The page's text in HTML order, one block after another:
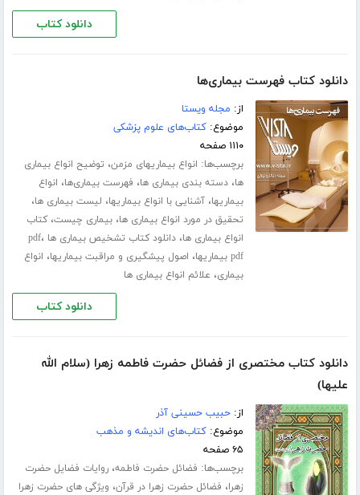
دانلود کتاب
دانلود کتاب فهرست بیماری‌ها
از: مجله ویستا
موضوع:کتاب‌های علوم پزشکی
۱۱۱۰ صفحه
برچسب‌ها: انواع بیماریهای مزمن، توضیح انواع بیماری
ها،دسته بندی بیماری ها، فهرست بیماری‌ها، انواع
بیماریها،آشنایی با انواع بیماریها، لیست بیماری ها،
تحقیق در مورد انواع بیماری ها،بیماری چیست،کتاب
انواع بیماری ها،دانلود کتاب تشخیص بیماری ها pdf ،
pdf بیماریها ، اصول پیشگیری و مراقبت بیماریها، انواع
بیماری، علائم انواع بیماری ها
دانلود کتاب
دانلود کتاب مختصری از فضائل حضرت فاطمه زهرا (سلام الله
علیها)
از:حبیب حسینی آذر
موضوع:کتاب‌های اندیشه و مذهب
۶۵ صفحه
برچسب‌ها: فضائل حضرت فاطمه،روایات فضایل حضرت
زهرا، فضائل حضرت زهرا در قرآن، ویژگی های حضرت زهرا